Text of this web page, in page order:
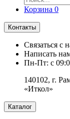
Корзина 0
Контакты
Связаться с
Написать
Пн-Пт: с
140102, г.
«Иткол»
Каталог